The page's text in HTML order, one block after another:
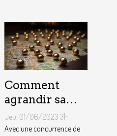
Comment
agrandir sa
notoriété
locale et
Jeu. 01/06/2023 3h
Avec une concurrence de